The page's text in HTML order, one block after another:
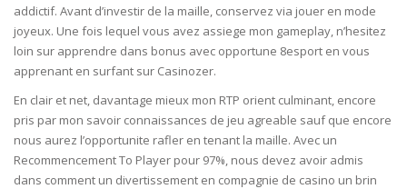
addictif. Avant d’investir de la maille, conservez via jouer en mode
joyeux. Une fois lequel vous avez assiege mon gameplay, n’hesitez
loin sur apprendre dans bonus avec opportune 8esport en vous
apprenant en surfant sur Casinozer.
En clair et net, davantage mieux mon RTP orient culminant, encore
pris par mon savoir connaissances de jeu agreable sauf que encore
nous aurez l’opportunite rafler en tenant la maille. Avec un
Recommencement To Player pour 97%, nous devez avoir admis
dans comment un divertissement en compagnie de casino un brin